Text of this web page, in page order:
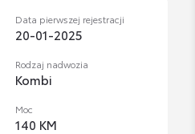
Data pierwszej rejestracji
20-01-2025
Rodzaj nadwozia
Kombi
Moc
140 KM